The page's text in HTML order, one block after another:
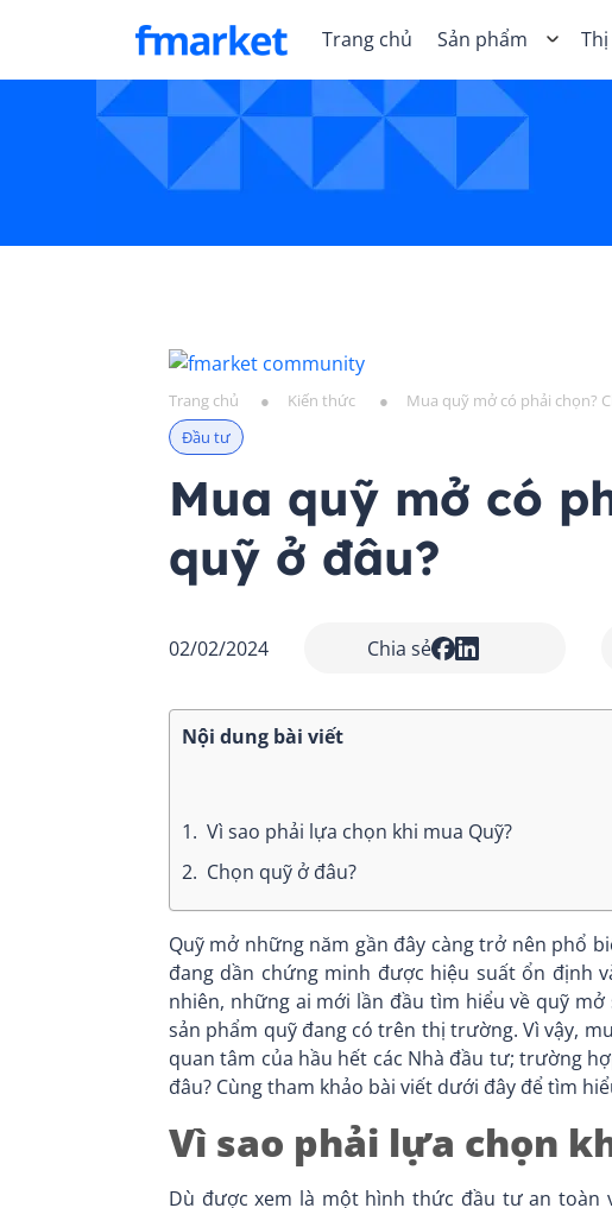
Trang chủ Sản phẩm
Trang chủ ● Kiến thức ●
Mua quỹ mở có phải chọn?
Đầu tư
Mua quỹ mở có
quỹ ở đâu?
02/02/2024 Chia sẻ
Nội dung bài viết
1. Vì sao phải lựa chọn khi mua Quỹ?
2. Chọn quỹ ở đâu?
Quỹ mở những năm gần đây càng trở nên phổ
đang dần chứng minh được hiệu suất ổn định
nhiên, những ai mới lần đầu tìm hiểu về quỹ
sản phẩm quỹ đang có trên thị trường. Vì vậy,
quan tâm của hầu hết các Nhà đầu tư; trường
đâu? Cùng tham khảo bài viết dưới đây để tìm
Vì sao phải lựa chọn
Dù được xem là một hình thức đầu tư an toàn